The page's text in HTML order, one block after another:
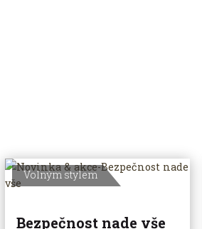
Volným stylem
Bezpečnost nade vše